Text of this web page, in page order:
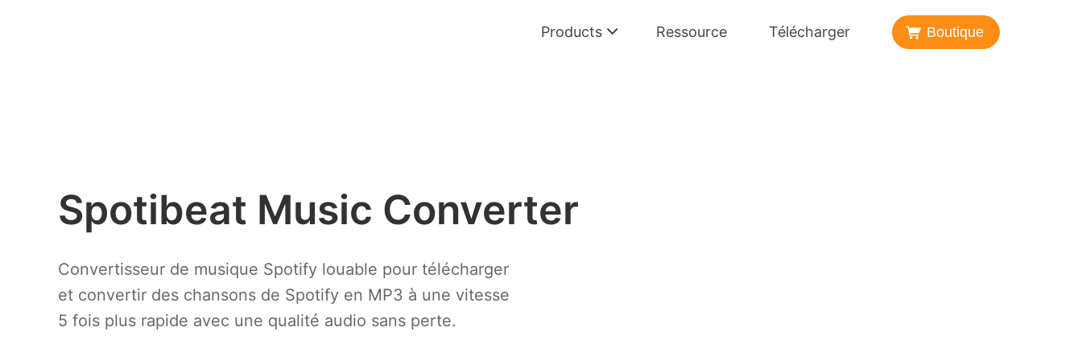
Products
Convertisseur Amazon Music
Convertir Amazon Music en MP3
Ressource Télécharger Boutique
Spotibeat Music Converter
Convertisseur de musique Spotify louable pour télécharger
et convertir des chansons de Spotify en MP3 à une vitesse
5 fois plus rapide avec une qualité audio sans perte.